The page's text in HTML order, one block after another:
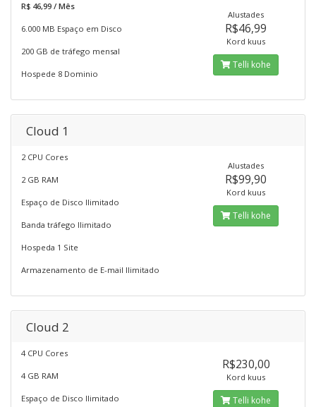
R$ 46,99 / Mês
6.000 MB Espaço em Disco
200 GB de tráfego mensal
Hospede 8 Dominio
Alustades
R$46,99
Kord kuus
Telli kohe
Cloud 1
2 CPU Cores
2 GB RAM
Espaço de Disco Ilimitado
Banda tráfego Ilimitado
Hospeda 1 Site
Armazenamento de E-mail Ilimitado
Alustades
R$99,90
Kord kuus
Telli kohe
Cloud 2
4 CPU Cores
4 GB RAM
Espaço de Disco Ilimitado
R$230,00
Kord kuus
Telli kohe